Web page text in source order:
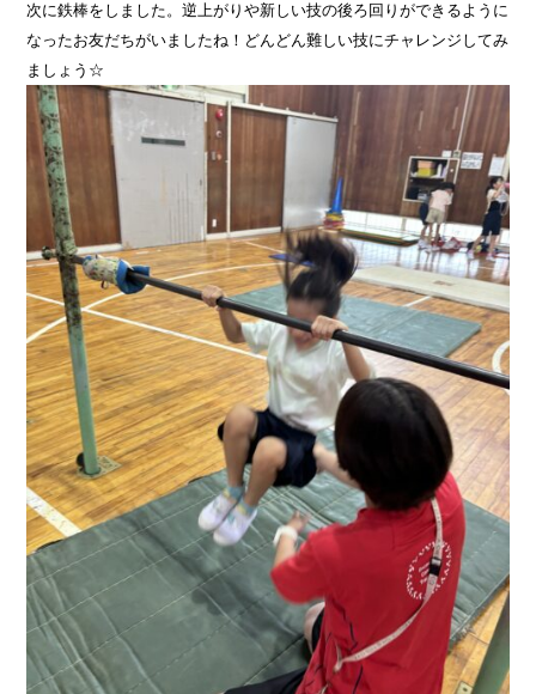
次に鉄棒をしました。逆上がりや新しい技の後ろ回りができるように
なったお友だちがいましたね！どんどん難しい技にチャレンジしてみ
ましょう☆